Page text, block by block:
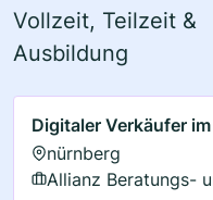
Vollzeit, Teilzeit &
Ausbildung
Digitaler Verkäufer
nürnberg
Allianz Beratungs-